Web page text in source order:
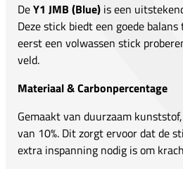
DeY1 JMB (Blue) is een
Deze stick biedt een goede
eerst een volwassen stick
veld.
Materiaal & Carbonpercentage
Gemaakt van duurzaam
van 10%. Dit zorgt ervoor dat de
extra inspanning nodig is om